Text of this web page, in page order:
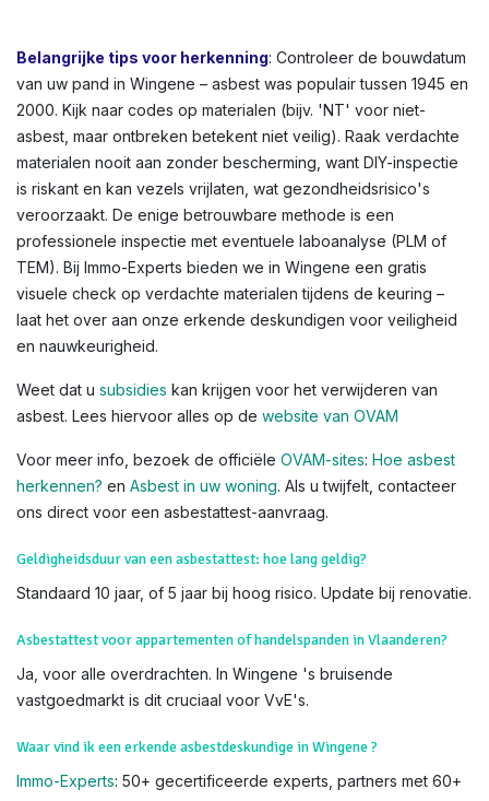
oudere rijwoningen of appartementen. Kleuren variëren:
lichtgrijs tot donkergrijs, witachtig, of groenachtig bij
vloerbedekkingen. Voor een volledig overzicht,
raadpleeg de OVAM-infographic die asbestlocaties in een
typische woning illustreert.
Belangrijke tips voor herkenning
: Controleer de bouwdatum
van uw pand in Wingene – asbest was populair tussen 1945 en
2000. Kijk naar codes op materialen (bijv. 'NT' voor niet-
asbest, maar ontbreken betekent niet veilig). Raak verdachte
materialen nooit aan zonder bescherming, want DIY-inspectie
is riskant en kan vezels vrijlaten, wat gezondheidsrisico's
veroorzaakt. De enige betrouwbare methode is een
professionele inspectie met eventuele laboanalyse (PLM of
visuele check op verdachte materialen tijdens de keuring –
laat het over aan onze erkende deskundigen voor veiligheid
en nauwkeurigheid.
Weet dat usubsidieskan krijgen voor het verwijderen van
asbest. Lees hiervoor alles op dewebsite van OVAM
Voor meer info, bezoek de officiële OVAM-sites :Hoe asbest
ons direct voor een asbestattest-aanvraag.